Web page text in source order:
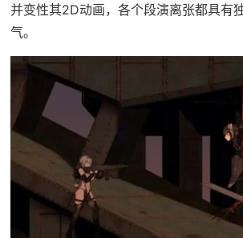
并变性其2D动画，各个段演离张都具有
气。